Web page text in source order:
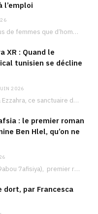
l’emploi
La Tunisie forme plus de femmes que d’hommes dans les filières scientifiques. Pourtant, pour beaucoup…
XR : Quand le
tunisien se décline
2026
Le palais d’Ennejma Ezzahra, ce sanctuaire de la musique tunisienne et méditerranéenne construit par le…
: le premier roman
Ben Hlel, qu’on ne
Le cave de Hafisa (9abou 7afisiya), premier roman du journaliste tunisien Mohamed Amine Ben Hlel,…
dort, par Francesca